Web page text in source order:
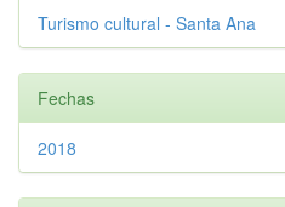
Turismo cultural - Santa Ana
Fechas
2018